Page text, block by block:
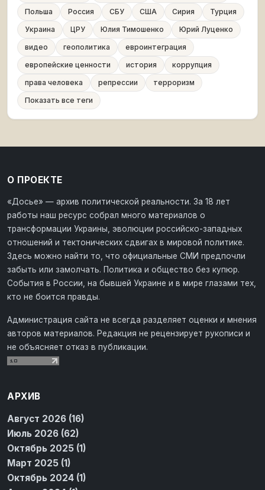
Польша
Россия СБУ США Сирия
Турция
Украина
ЦРУ Юлия Тимошенко
Юрий Луценко
видео
геополитика
евроинтеграция
европейские ценности
история
коррупция
права человека
репрессии
терроризм
Показать все теги
О ПРОЕКТЕ
«Досье» — архив политической реальности. За 18 лет
работы наш ресурс собрал много материалов о
трансформации Украины, эволюции российско-западных
отношений и тектонических сдвигах в мировой политике.
Здесь можно найти то, что официальные СМИ предпочли
забыть или замолчать. Политика и общество без купюр.
События в России, на бывшей Украине и в мире глазами тех,
кто не боится правды.
Администрация сайта не всегда разделяет оценки и мнения
авторов материалов. Редакция не рецензирует рукописи и
не объясняет отказ в публикации.
АРХИВ
Август 2026 (16)
Июль 2026 (62)
Октябрь 2025 (1)
Март 2025 (1)
Октябрь 2024 (1)